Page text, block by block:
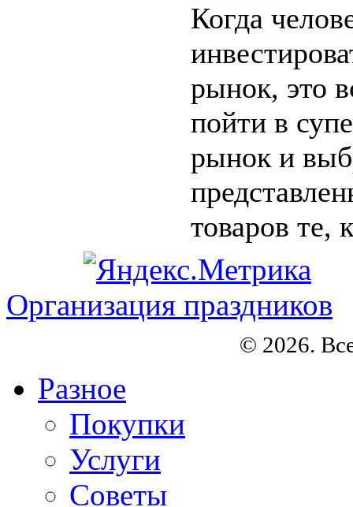
Когда
рынок, это
пойти в
рынок и
товаров те,
Организация праздников
© 2026.
Разное
Покупки
Услуги
Советы